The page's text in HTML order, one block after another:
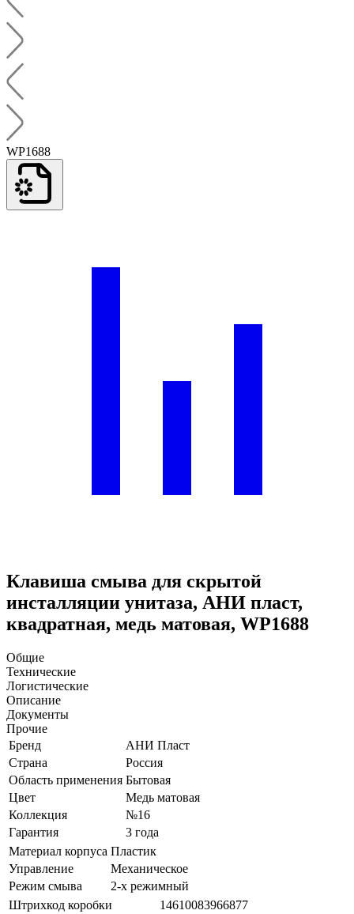
WP1688
Клавиша смыва для скрытой
инсталляции унитаза, АНИ пласт,
квадратная, медь матовая, WP1688
Общие
Технические
Логистические
Описание
Документы
Прочие
Бренд
АНИ Пласт
Страна
Россия
Область применения Бытовая
Цвет
Медь матовая
Коллекция
№16
Гарантия
3 года
Материал корпуса Пластик
Управление
Механическое
Режим смыва
2-х режимный
Штрихкод коробки
14610083966877